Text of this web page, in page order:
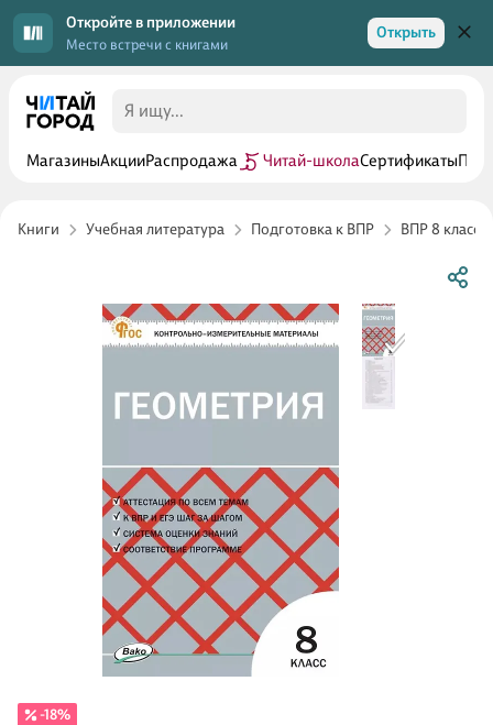
Откройте в приложении
Место встречи с книгами
Открыть
МагазиныАкцииРаспродажа Читай-школаСертификаты
Книги Учебная литература Подготовка к ВПР ВПР 8 класс
-18%